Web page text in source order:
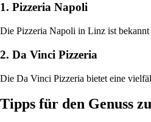
1. Pizzeria Napoli
Die Pizzeria Napoli in Linz ist bekannt
2. Da Vinci Pizzeria
Die Da Vinci Pizzeria bietet eine
Tipps für den Genuss